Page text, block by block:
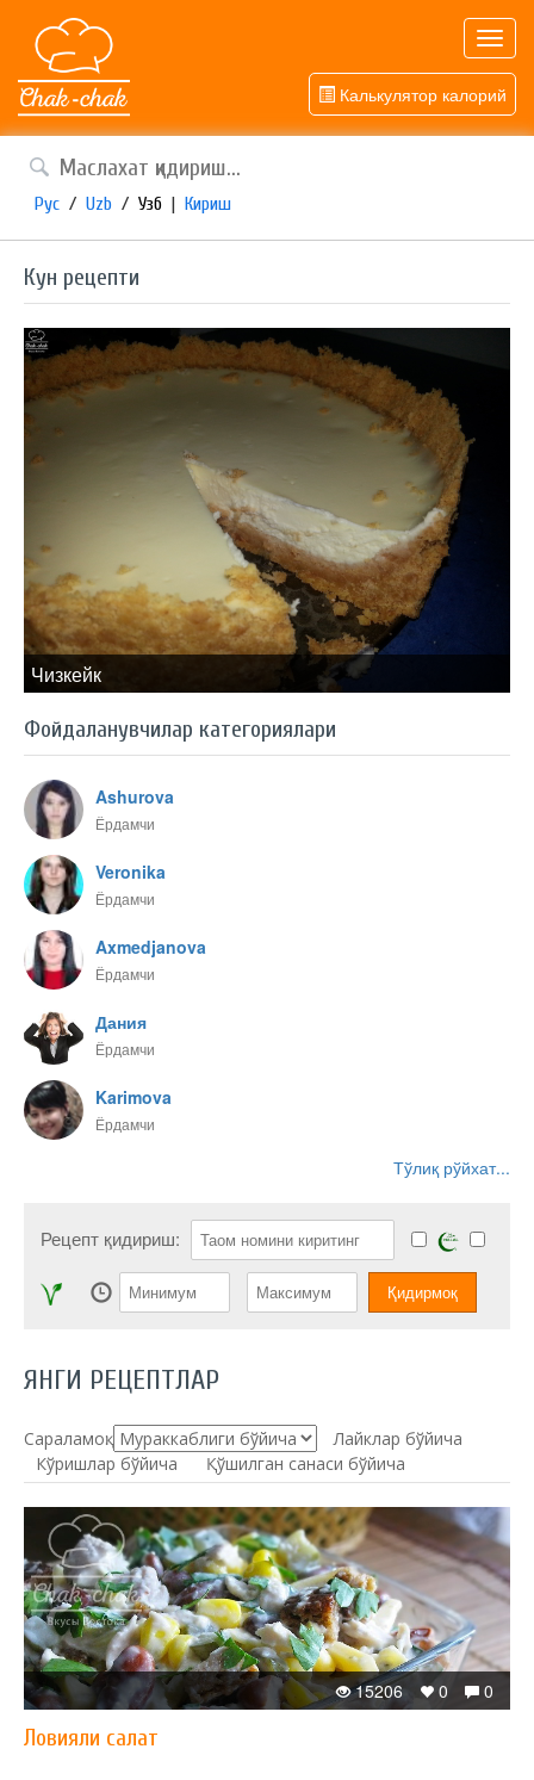
Калькулятор калорий
Рус / Uzb / Узб | Кириш
Кун рецепти
Чизкейк
Фойдаланувчилар категориялари
Ashurova
Ёрдамчи
Veronika
Ёрдамчи
Axmedjanova
Ёрдамчи
Дания
Ёрдамчи
Karimova
Ёрдамчи
Тўлиқ рўйхат...
Рецепт қидириш:
ЯНГИ РЕЦЕПТЛАР
Сараламоқ:
Лайклар бўйича
Кўришлар бўйича
Қўшилган санаси бўйича
0
0
15206
Ловияли салат